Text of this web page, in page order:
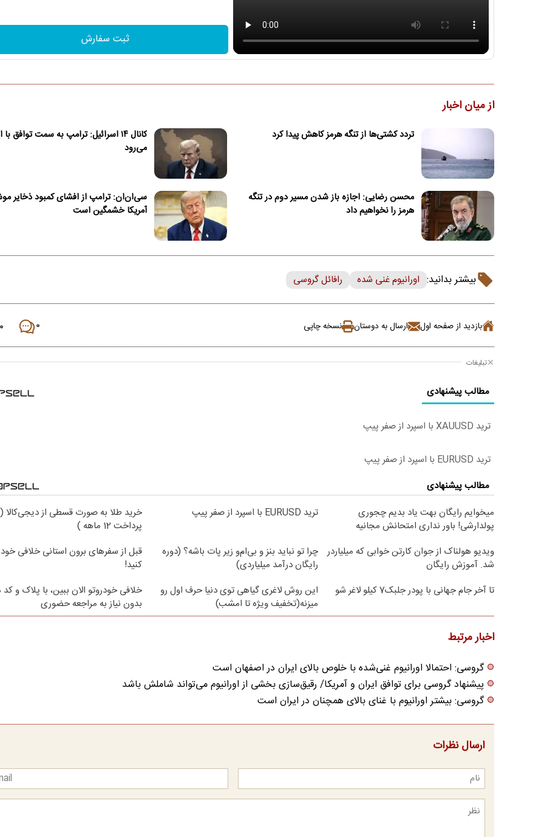
ثبت سفارش
از میان اخبار
تردد کشتی‌ها از تنگه هرمز کاهش پیدا کرد
کانال ۱۴ اسرائیل: ترامپ به سمت توافق با
می‌رود
محسن رضایی: اجازه باز شدن مسیر دوم در تنگه
هرمز را نخواهیم داد
سی‌ان‌ان: ترامپ از افشای کمبود ذخایر
آمریکا خشمگین است
بیشتر بدانید: اورانیوم غنی شده رافائل گروسی
بازدید از صفحه اول ارسال به دوستان نسخه چاپی ۰ ۰
تبلیغات
مطالب پیشنهادی
ترید XAUUSD با اسپرد از صفر پیپ
ترید EURUSD با اسپرد از صفر پیپ
مطالب پیشنهادی
میخوایم رایگان بهت یاد بدیم چجوری
پولدارشی! باور نداری امتحانش مجانیه
ترید EURUSD با اسپرد از صفر پیپ
خرید طلا به صورت قسطی از دیجی‌کالا (
پرداخت 12 ماهه )
ویدیو هولناک از جوان کارتن خوابی که میلیاردر
شد. آموزش رایگان
چرا تو نباید بنز و بی‌ام‌و زیر پات باشه؟ (دوره
رایگان درآمد میلیاردی)
قبل از سفرهای برون استانی خلافی
کنید!
تا آخر جام جهانی با پودر جلبک7 کیلو لاغر شو
این روش لاغری گیاهی توی دنیا حرف اول رو
میزنه(تخفیف ویژه تا امشب)
خلافی خودروتو الان ببین، با پلاک و کد
بدون نیاز به مراجعه حضوری
اخبار مرتبط
گروسی: احتمالا اورانیوم غنی‌شده با خلوص بالای ایران در اصفهان است
پیشنهاد گروسی برای توافق ایران و آمریکا/ رقیق‌سازی بخشی از اورانیوم می‌تواند شاملش باشد
گروسی: بیشتر اورانیوم با غنای بالای همچنان در ایران است
ارسال نظرات